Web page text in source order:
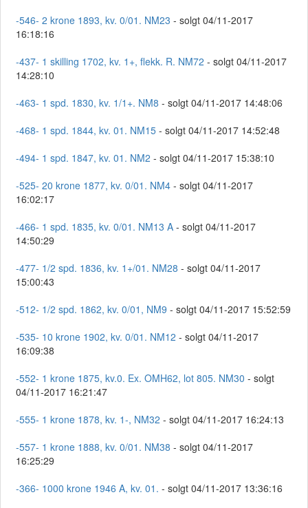
-546- 2 krone 1893, kv. 0/01. NM23 - solgt 04/11-2017
16:18:16
-437- 1 skilling 1702, kv. 1+, flekk. R. NM72 - solgt 04/11-2017
14:28:10
-463- 1 spd. 1830, kv. 1/1+. NM8 - solgt 04/11-2017 14:48:06
-468- 1 spd. 1844, kv. 01. NM15 - solgt 04/11-2017 14:52:48
-494- 1 spd. 1847, kv. 01. NM2 - solgt 04/11-2017 15:38:10
-525- 20 krone 1877, kv. 0/01. NM4 - solgt 04/11-2017
16:02:17
-466- 1 spd. 1835, kv. 0/01. NM13 A - solgt 04/11-2017
14:50:29
-477- 1/2 spd. 1836, kv. 1+/01. NM28 - solgt 04/11-2017
15:00:43
-512- 1/2 spd. 1862, kv. 0/01, NM9 - solgt 04/11-2017 15:52:59
-535- 10 krone 1902, kv. 0/01. NM12 - solgt 04/11-2017
16:09:38
-552- 1 krone 1875, kv.0. Ex. OMH62, lot 805. NM30 - solgt
04/11-2017 16:21:47
-555- 1 krone 1878, kv. 1-, NM32 - solgt 04/11-2017 16:24:13
-557- 1 krone 1888, kv. 0/01. NM38 - solgt 04/11-2017
16:25:29
-366- 1000 krone 1946 A, kv. 01. - solgt 04/11-2017 13:36:16